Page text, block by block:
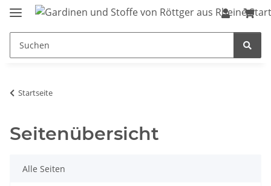
Startseite
Seitenübersicht
Alle Seiten